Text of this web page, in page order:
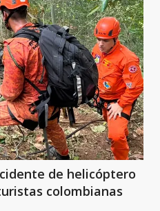
de helicóptero
colombianas